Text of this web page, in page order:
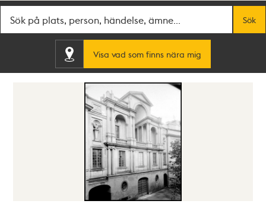
Sök
Visa vad som finns nära mig